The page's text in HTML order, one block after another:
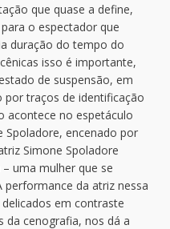
que quase a define,
o espectador que
duração do tempo do
isso é importante,
de suspensão, em
por traços de identificação
acontece no espetáculo
Spoladore, encenado por
Simone Spoladore
uma mulher que se
performance da atriz nessa
em contraste
da cenografia, nos dá a